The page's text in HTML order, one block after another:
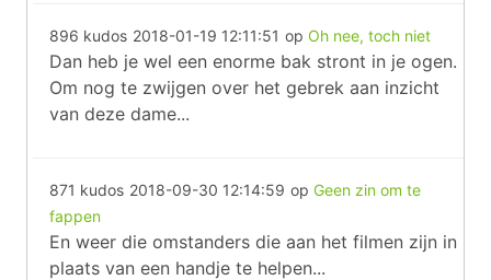
896 kudos 2018-01-19 12:11:51 op Oh nee, toch niet
Dan heb je wel een enorme bak stront in je ogen.
Om nog te zwijgen over het gebrek aan inzicht
van deze dame...
871 kudos 2018-09-30 12:14:59 op Geen zin om te
fappen
En weer die omstanders die aan het filmen zijn in
plaats van een handje te helpen...